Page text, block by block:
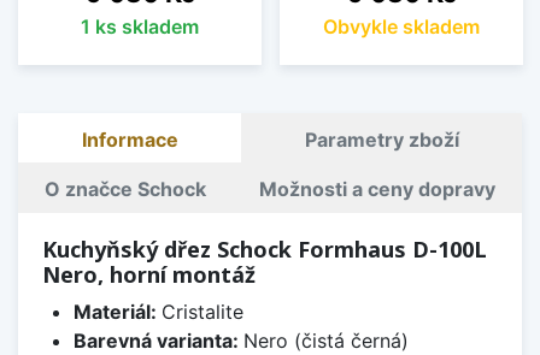
1 ks skladem Obvykle skladem
Informace Parametry zboží
O značce Schock Možnosti a ceny dopravy
Kuchyňský dřez Schock Formhaus D-100L
Nero, horní montáž
Materiál: Cristalite
Barevná varianta: Nero (čistá černá)